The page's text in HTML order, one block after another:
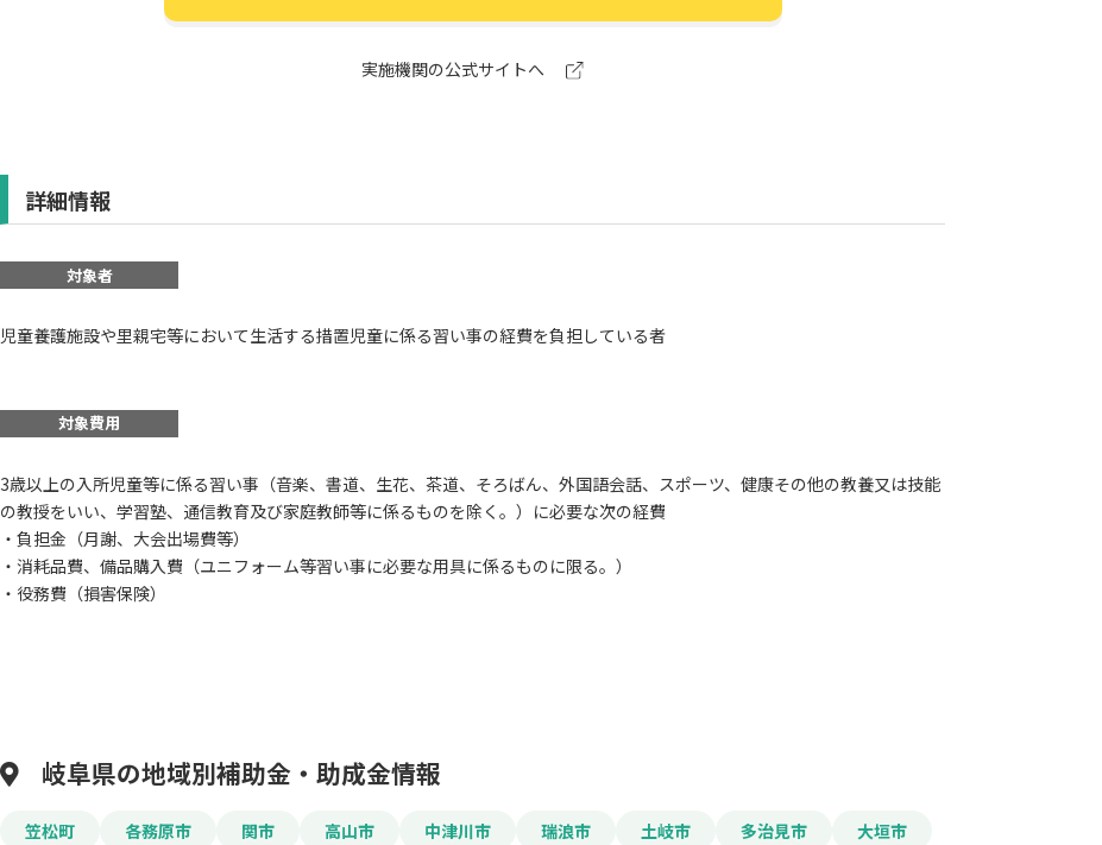
実施機関の公式サイトへ
詳細情報
対象者
児童養護施設や里親宅等において生活する措置児童に係る習い事の経費を負担している者
対象費用
3歳以上の入所児童等に係る習い事（音楽、書道、生花、茶道、そろばん、外国語会話、スポーツ、健康その他の教養又は技能
の教授をいい、学習塾、通信教育及び家庭教師等に係るものを除く。）に必要な次の経費
・負担金（月謝、大会出場費等）
・消耗品費、備品購入費（ユニフォーム等習い事に必要な用具に係るものに限る。）
・役務費（損害保険）
岐阜県の地域別補助金・助成金情報
笠松町 各務原市 関市 高山市 中津川市 瑞浪市 土岐市 多治見市
大垣市
この補助金の情報をPDFダウンロード